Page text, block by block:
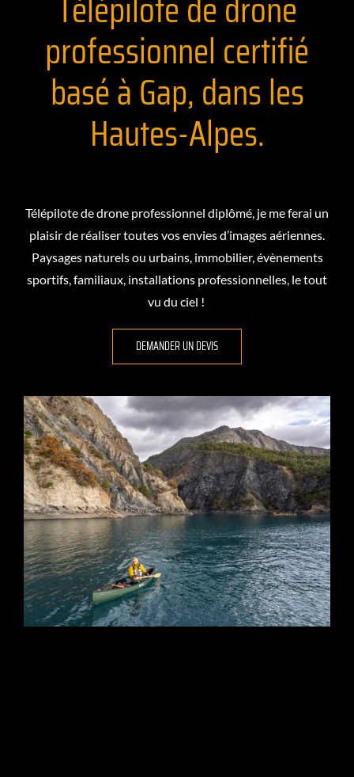
professionnel certifié
basé à Gap, dans les
Hautes-Alpes.
Télépilote de drone professionnel diplômé, je me ferai un
plaisir de réaliser toutes vos envies d’images aériennes.
Paysages naturels ou urbains, immobilier, évènements
sportifs, familiaux, installations professionnelles, le tout
vu du ciel !
DEMANDER UN DEVIS